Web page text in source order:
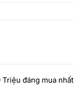
đáng mua nhất